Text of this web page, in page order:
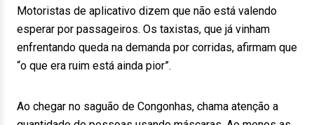
Motoristas de aplicativo dizem que não está valendo
esperar por passageiros. Os taxistas, que já vinham
enfrentando queda na demanda por corridas, afirmam que
“o que era ruim está ainda pior”.
Ao chegar no saguão de Congonhas, chama atenção a